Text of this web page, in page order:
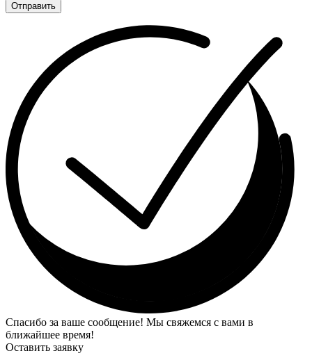
Отправить
Спасибо за ваше сообщение! Мы свяжемся с вами в
ближайшее время!
Оставить заявку